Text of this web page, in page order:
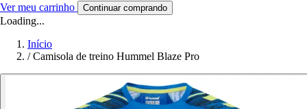
Ver meu carrinho Continuar comprando
Loading...
Início
/ Camisola de treino Hummel Blaze Pro